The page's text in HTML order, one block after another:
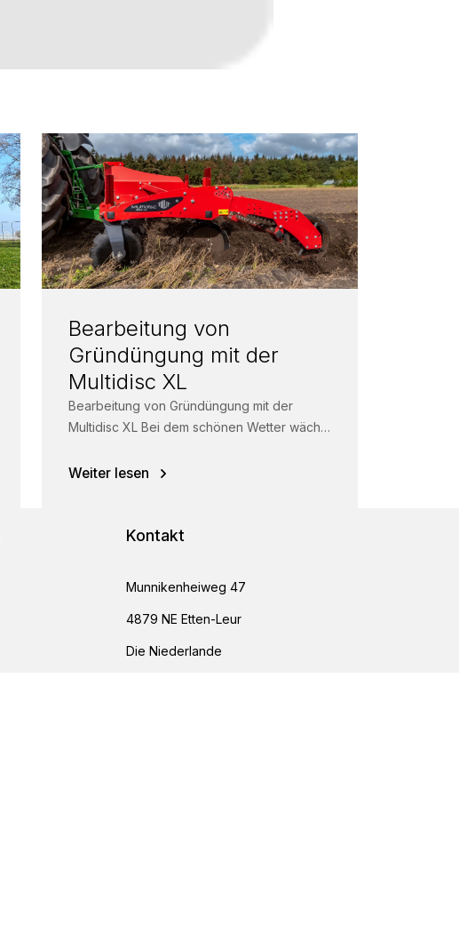
Bearbeitung von
Gründüngung mit der
Multidisc XL
Bearbeitung von Gründüngung mit der
Multidisc XL Bei dem schönen Wetter wächst
Problem...
Weiter lesen
Kontakt
Munnikenheiweg 47
4879 NE Etten-Leur
Die Niederlande